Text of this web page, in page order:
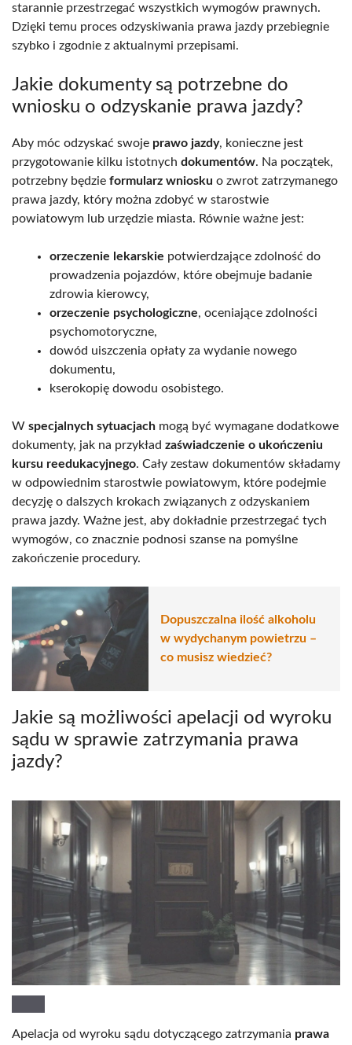
starannie przestrzegać wszystkich wymogów prawnych.
Dzięki temu proces odzyskiwania prawa jazdy przebiegnie
szybko i zgodnie z aktualnymi przepisami.
Jakie dokumenty są potrzebne do
wniosku o odzyskanie prawa jazdy?
Aby móc odzyskać swoje prawo jazdy, konieczne jest
przygotowanie kilku istotnych dokumentów. Na początek,
potrzebny będzie formularz wniosku o zwrot zatrzymanego
prawa jazdy, który można zdobyć w starostwie
powiatowym lub urzędzie miasta. Równie ważne jest:
orzeczenie lekarskie potwierdzające zdolność do
prowadzenia pojazdów, które obejmuje badanie
zdrowia kierowcy,
orzeczenie psychologiczne, oceniające zdolności
psychomotoryczne,
dowód uiszczenia opłaty za wydanie nowego
dokumentu,
kserokopię dowodu osobistego.
W specjalnych sytuacjach mogą być wymagane dodatkowe
dokumenty, jak na przykład zaświadczenie o ukończeniu
kursu reedukacyjnego. Cały zestaw dokumentów składamy
w odpowiednim starostwie powiatowym, które podejmie
decyzję o dalszych krokach związanych z odzyskaniem
prawa jazdy. Ważne jest, aby dokładnie przestrzegać tych
wymogów, co znacznie podnosi szanse na pomyślne
zakończenie procedury.
Dopuszczalna ilość alkoholu
w wydychanym powietrzu –
co musisz wiedzieć?
Jakie są możliwości apelacji od wyroku
sądu w sprawie zatrzymania prawa
jazdy?
Apelacja od wyroku sądu dotyczącego zatrzymania prawa